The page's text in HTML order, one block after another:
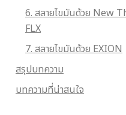
6. สลายไขมันด้วย New
FLX
7. สลายไขมันด้วย EXION
สรุปบทความ
บทความที่น่าสนใจ